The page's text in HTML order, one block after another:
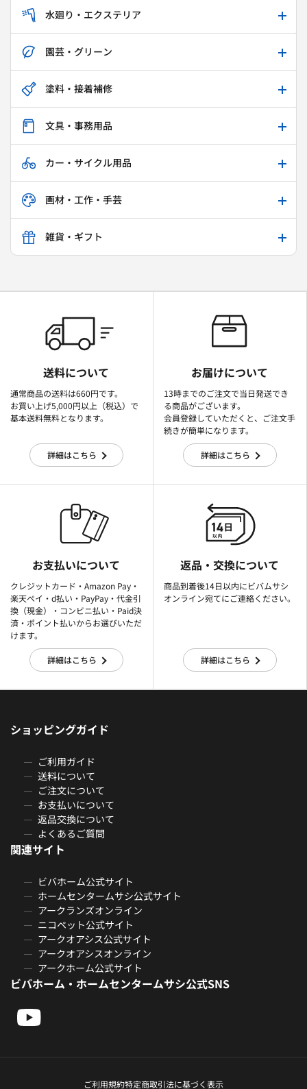
水廻り・エクステリア
園芸・グリーン
塗料・接着補修
文具・事務用品
カー・サイクル用品
画材・工作・手芸
雑貨・ギフト
送料について
通常商品の送料は660円です。
お買い上げ5,000円以上（税込）で
基本送料無料となります。
詳細はこちら
お届けについて
13時までのご注文で当日発送でき
る商品がございます。
会員登録していただくと、ご注文手
続きが簡単になります。
詳細はこちら
お支払いについて
クレジットカード・Amazon Pay・
楽天ぺイ・d払い・PayPay・代金引
換（現金）・コンビニ払い・Paid決
済・ポイント払いからお選びいただ
けます。
詳細はこちら
返品・交換について
商品到着後14日以内にビバムサシ
オンライン宛てにご連絡ください。
詳細はこちら
ショッピングガイド
ご利用ガイド
送料について
ご注文について
お支払いについて
返品交換について
よくあるご質問
関連サイト
ビバホーム公式サイト
ホームセンタームサシ公式サイト
アークランズオンライン
ニコペット公式サイト
アークオアシス公式サイト
アークオアシスオンライン
アークホーム公式サイト
ビバホーム・ホームセンタームサシ公式SNS
ご利用規約特定商取引法に基づく表示